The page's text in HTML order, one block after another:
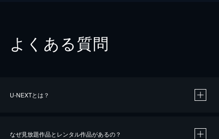
よくある質問
U-NEXTとは？
なぜ見放題作品とレンタル作品があるの？